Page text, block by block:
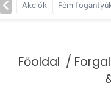
Akciók Fém
Főoldal /